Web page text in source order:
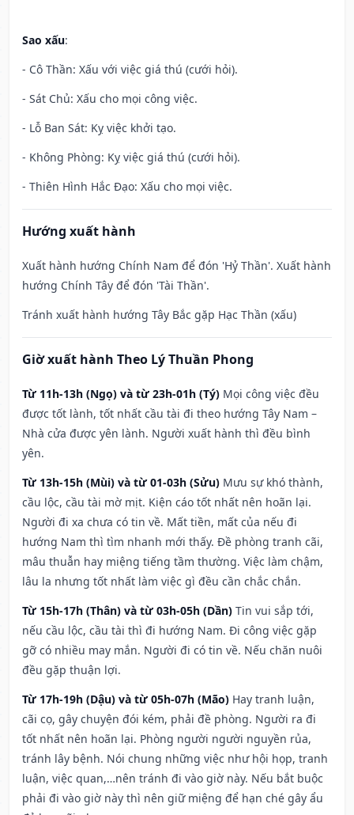
Sao xấu:
- Cô Thần: Xấu với việc giá thú (cưới hỏi).
- Sát Chủ: Xấu cho mọi công việc.
- Lỗ Ban Sát: Kỵ việc khởi tạo.
- Không Phòng: Kỵ việc giá thú (cưới hỏi).
- Thiên Hình Hắc Đạo: Xấu cho mọi việc.
Hướng xuất hành
Xuất hành hướng Chính Nam để đón 'Hỷ Thần'. Xuất hành
hướng Chính Tây để đón 'Tài Thần'.
Tránh xuất hành hướng Tây Bắc gặp Hạc Thần (xấu)
Giờ xuất hành Theo Lý Thuần Phong
Từ 11h-13h (Ngọ) và từ 23h-01h (Tý) Mọi công việc đều
được tốt lành, tốt nhất cầu tài đi theo hướng Tây Nam –
Nhà cửa được yên lành. Người xuất hành thì đều bình
yên.
Từ 13h-15h (Mùi) và từ 01-03h (Sửu) Mưu sự khó thành,
cầu lộc, cầu tài mờ mịt. Kiện cáo tốt nhất nên hoãn lại.
Người đi xa chưa có tin về. Mất tiền, mất của nếu đi
hướng Nam thì tìm nhanh mới thấy. Đề phòng tranh cãi,
mâu thuẫn hay miệng tiếng tầm thường. Việc làm chậm,
lâu la nhưng tốt nhất làm việc gì đều cần chắc chắn.
Từ 15h-17h (Thân) và từ 03h-05h (Dần) Tin vui sắp tới,
nếu cầu lộc, cầu tài thì đi hướng Nam. Đi công việc gặp
gỡ có nhiều may mắn. Người đi có tin về. Nếu chăn nuôi
đều gặp thuận lợi.
Từ 17h-19h (Dậu) và từ 05h-07h (Mão) Hay tranh luận,
cãi cọ, gây chuyện đói kém, phải đề phòng. Người ra đi
tốt nhất nên hoãn lại. Phòng người người nguyền rủa,
tránh lây bệnh. Nói chung những việc như hội họp, tranh
luận, việc quan,…nên tránh đi vào giờ này. Nếu bắt buộc
phải đi vào giờ này thì nên giữ miệng để hạn ché gây ẩu